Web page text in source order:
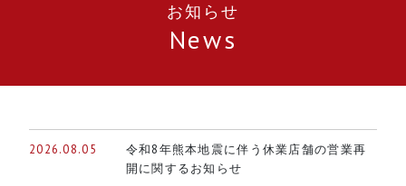
お知らせ
News
2026.08.05
令和8年熊本地震に伴う休業店舗の営業再
開に関するお知らせ